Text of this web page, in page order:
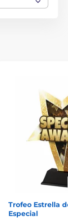
Trofeo Estrella
Especial